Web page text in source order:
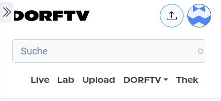
Skip to main content User
Hauptnavigation
Live Lab Upload DORFTV Thek